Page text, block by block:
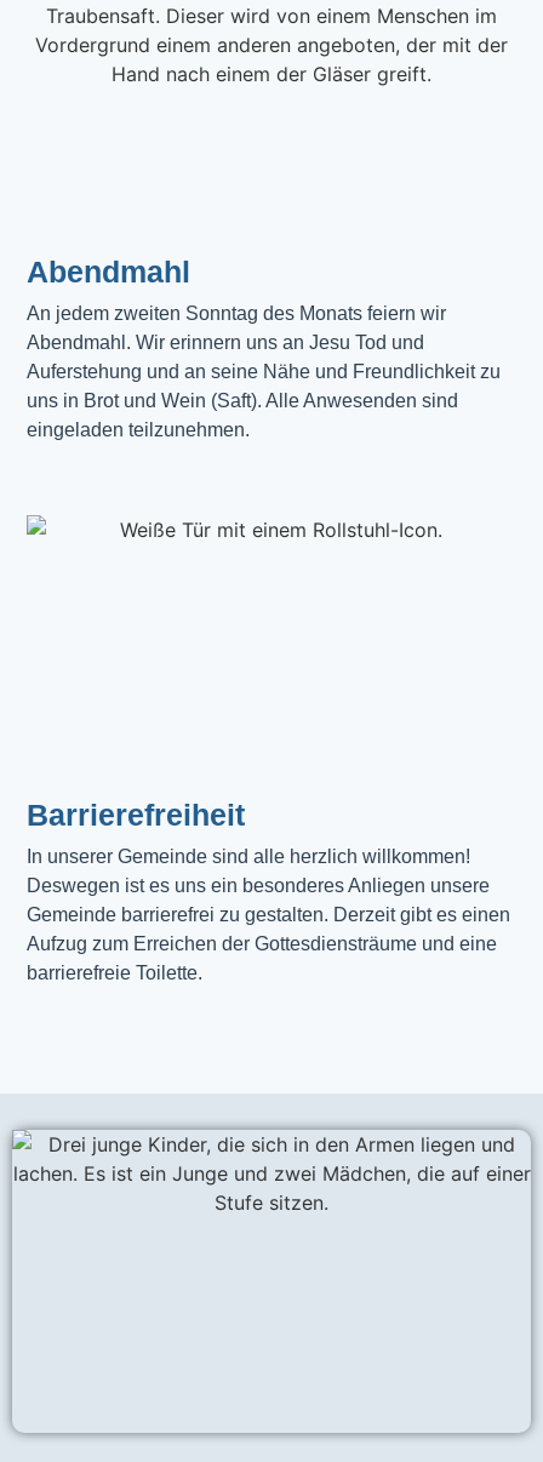
Abendmahl​
An jedem zweiten Sonntag des Monats feiern wir
Abendmahl. Wir erinnern uns an Jesu Tod und
Auferstehung und an seine Nähe und Freundlichkeit zu
uns in Brot und Wein (Saft). Alle Anwesenden sind
eingeladen teilzunehmen.
Barrierefreiheit
In unserer Gemeinde sind alle herzlich willkommen!
Deswegen ist es uns ein besonderes Anliegen unsere
Gemeinde barrierefrei zu gestalten. Derzeit gibt es einen
Aufzug zum Erreichen der Gottesdiensträume und eine
barrierefreie Toilette.